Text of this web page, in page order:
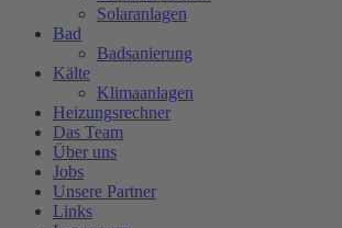
Solaranlagen
Bad
Badsanierung
Kälte
Klimaanlagen
Heizungsrechner
Das Team
Über uns
Jobs
Unsere Partner
Links